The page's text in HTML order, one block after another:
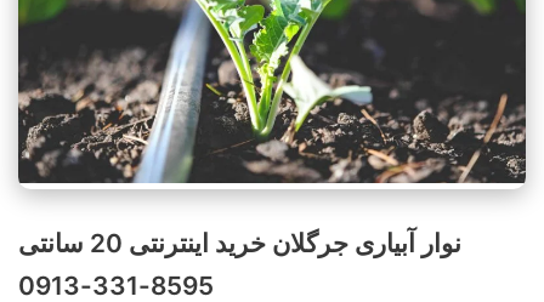
نوار آبیاری جرگلان خرید اینترنتی 20 سانتی
8595-331-0913